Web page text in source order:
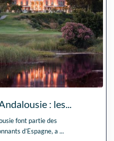
: les...
font partie des
d’Espagne, a...